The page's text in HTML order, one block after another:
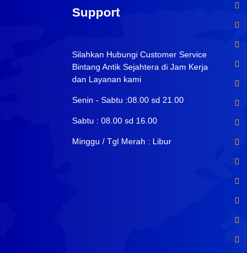
Support
Silahkan Hubungi Customer Service
Bintang Antik Sejahtera di Jam Kerja
dan Layanan kami
Senin - Sabtu :08.00 sd 21.00
Sabtu : 08.00 sd 16.00
Minggu / Tgl Merah : Libur